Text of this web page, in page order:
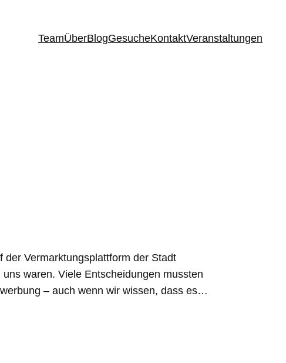
TeamÜberBlogGesucheKontaktVeranstaltungen
Vermarktungsplattform der Stadt
waren. Viele Entscheidungen mussten
– auch wenn wir wissen, dass es…